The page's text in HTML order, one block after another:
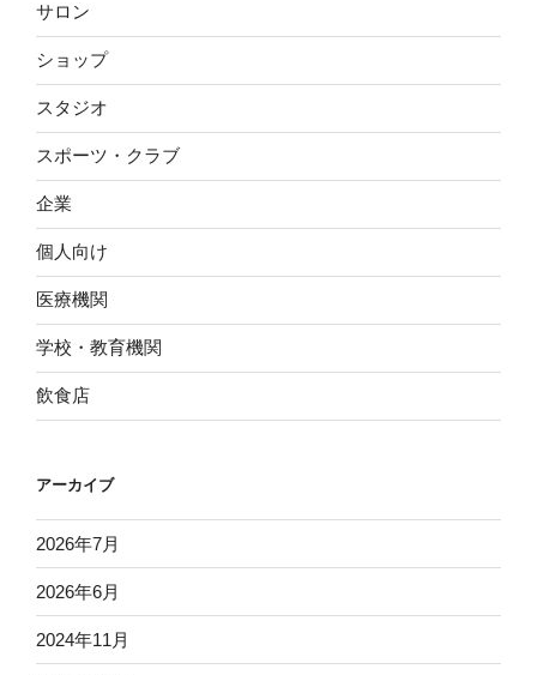
サロン
ショップ
スタジオ
スポーツ・クラブ
企業
個人向け
医療機関
学校・教育機関
飲食店
アーカイブ
2026年7月
2026年6月
2024年11月